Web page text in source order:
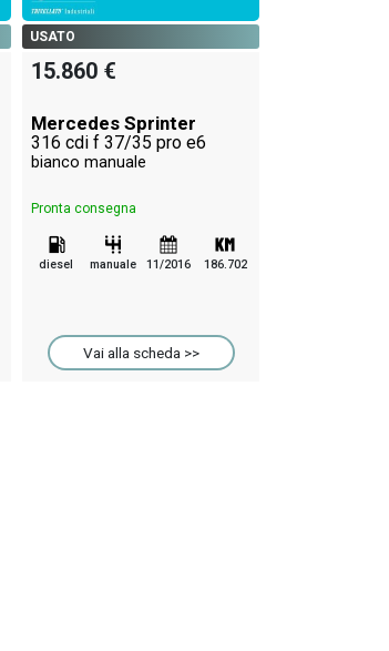
USATO
15.860 €
Mercedes Sprinter
316 cdi f 37/35 pro e6
bianco manuale
Pronta consegna
diesel manuale 11/2016 186.702
Vai alla scheda >>